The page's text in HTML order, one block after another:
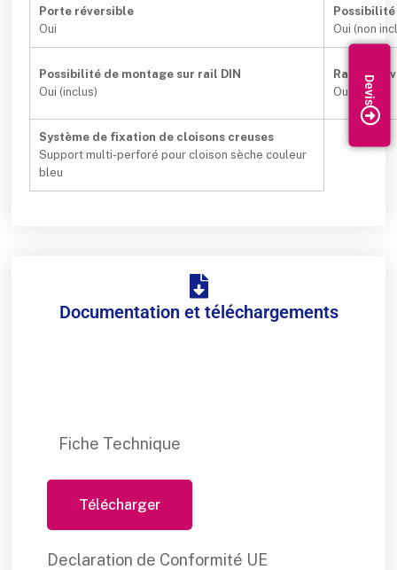
Porte réversible
Oui
Oui (non
Possibilité de montage sur rail DIN
Oui (inclus)
Rack
Oui
Système de fixation de cloisons creuses
Support multi-perforé pour cloison sèche couleur
bleu
Documentation et téléchargements
Fiche Technique
Télécharger
Declaration de Conformité UE